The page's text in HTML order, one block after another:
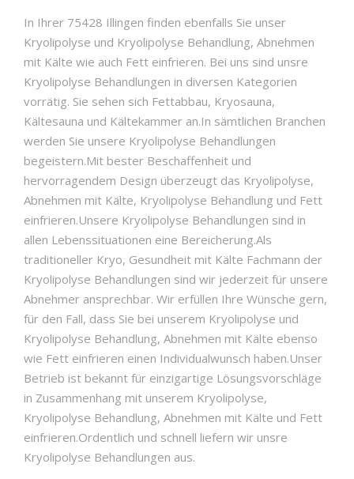
In Ihrer 75428 Illingen finden ebenfalls Sie unser
Kryolipolyse und Kryolipolyse Behandlung, Abnehmen
mit Kälte wie auch Fett einfrieren. Bei uns sind unsre
Kryolipolyse Behandlungen in diversen Kategorien
vorrätig. Sie sehen sich Fettabbau, Kryosauna,
Kältesauna und Kältekammer an.In sämtlichen Branchen
werden Sie unsere Kryolipolyse Behandlungen
begeistern.Mit bester Beschaffenheit und
hervorragendem Design überzeugt das Kryolipolyse,
Abnehmen mit Kälte, Kryolipolyse Behandlung und Fett
einfrieren.Unsere Kryolipolyse Behandlungen sind in
allen Lebenssituationen eine Bereicherung.Als
traditioneller Kryo, Gesundheit mit Kälte Fachmann der
Kryolipolyse Behandlungen sind wir jederzeit für unsere
Abnehmer ansprechbar. Wir erfüllen Ihre Wünsche gern,
für den Fall, dass Sie bei unserem Kryolipolyse und
Kryolipolyse Behandlung, Abnehmen mit Kälte ebenso
wie Fett einfrieren einen Individualwunsch haben.Unser
Betrieb ist bekannt für einzigartige Lösungsvorschläge
in Zusammenhang mit unserem Kryolipolyse,
Kryolipolyse Behandlung, Abnehmen mit Kälte und Fett
einfrieren.Ordentlich und schnell liefern wir unsre
Kryolipolyse Behandlungen aus.